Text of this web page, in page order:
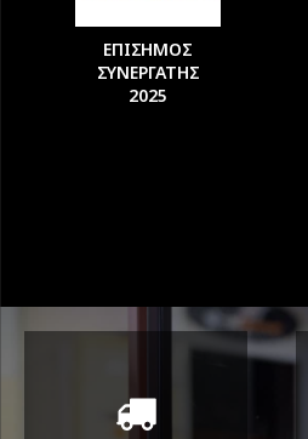
ΕΠΙΣΗΜΟΣ
ΣΥΝΕΡΓΑΤΗΣ
2025